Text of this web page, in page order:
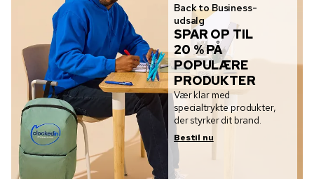
Back to Business-
udsalg
SPAR OP TIL
20 % PÅ
POPULÆRE
PRODUKTER
Vær klar med
specialtrykte produkter,
der styrker dit brand.
Bestil nu